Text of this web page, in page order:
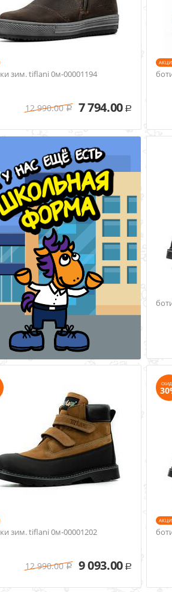
зим. tiflani 0м-00001194
12 990.00 Р 7 794.00 Р
зим. tiflani 0м-00001202
12 990.00 Р 9 093.00 Р